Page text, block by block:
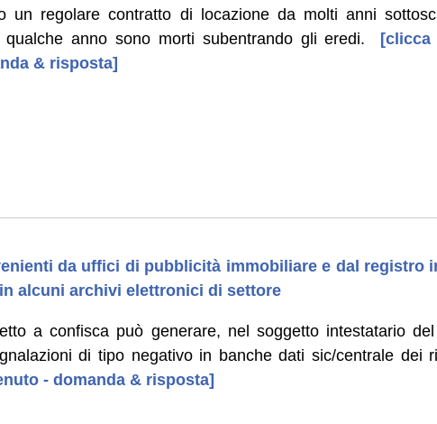
un regolare contratto di locazione da molti anni
anno sono morti subentrando gli eredi.
& risposta]
da uffici di pubblicità immobiliare e dal registro
alcuni archivi elettronici di settore
a confisca può generare, nel soggetto intestatario
di tipo negativo in banche dati sic/centrale dei
- domanda & risposta]